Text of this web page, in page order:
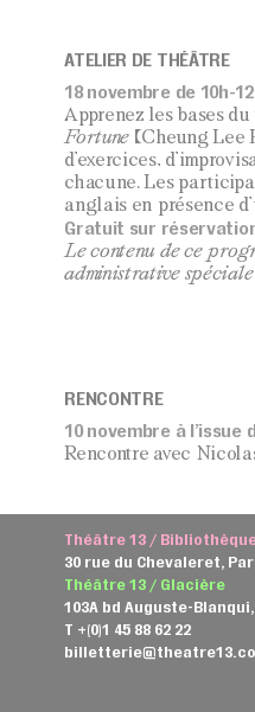
ATELIER DE THÉÂTRE
18 novembre de 10h-
Apprenez les bases
Fortune (Cheung Lee
d’exercices,
chacune. Les
anglais en présence
Gratuit sur
Le contenu de ce
administrative
RENCONTRE
10 novembre à
Rencontre avec
Théâtre 13 /
30 rue du Chevaleret,
Théâtre 13 / Glacière
103A bd Auguste-
T +(0)1 45 88 62 22